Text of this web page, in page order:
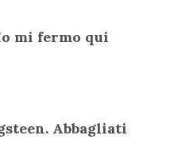
mi fermo qui
Abbagliati